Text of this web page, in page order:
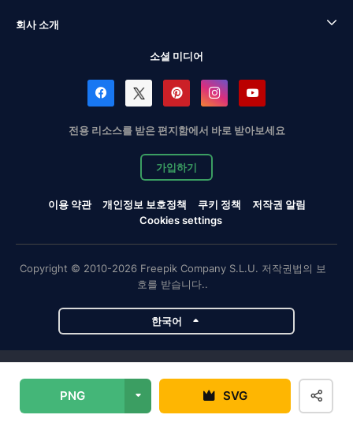
PNG SVG
회사 소개
소셜 미디어
전용 리소스를 받은 편지함에서 바로 받아보세요
가입하기
이용 약관 개인정보 보호정책 쿠키 정책
저작권 알림
Cookies settings
Copyright © 2010-2026 Freepik Company S.L.U. 저작권법의 보
호를 받습니다..
한국어